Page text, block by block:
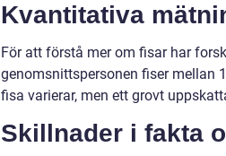
Kvantitativa
För att förstå mer om fisar har
genomsnittspersonen fiser mellan
fisa varierar, men ett grovt
Skillnader i fakta